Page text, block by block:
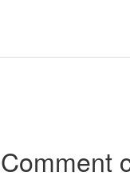
Comment